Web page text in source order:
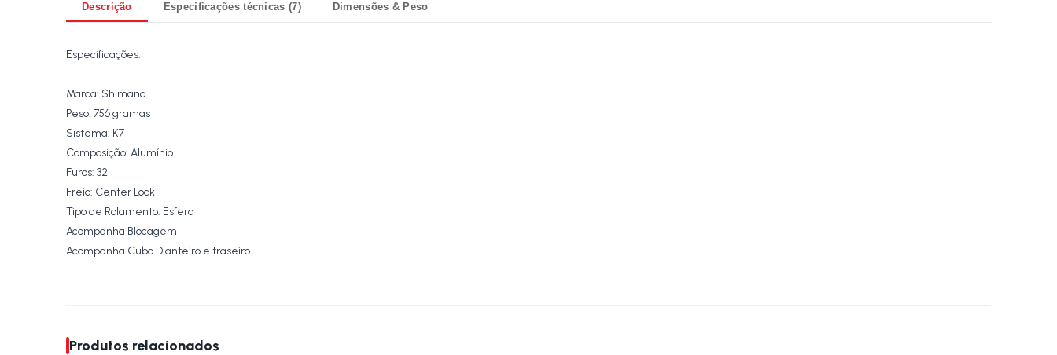
Descrição Especificações técnicas (7) Dimensões & Peso
Especificações:
Marca: Shimano
Peso: 756 gramas
Sistema: K7
Composição: Alumínio
Furos: 32
Freio: Center Lock
Tipo de Rolamento: Esfera
Acompanha Blocagem
Acompanha Cubo Dianteiro e traseiro
Produtos relacionados